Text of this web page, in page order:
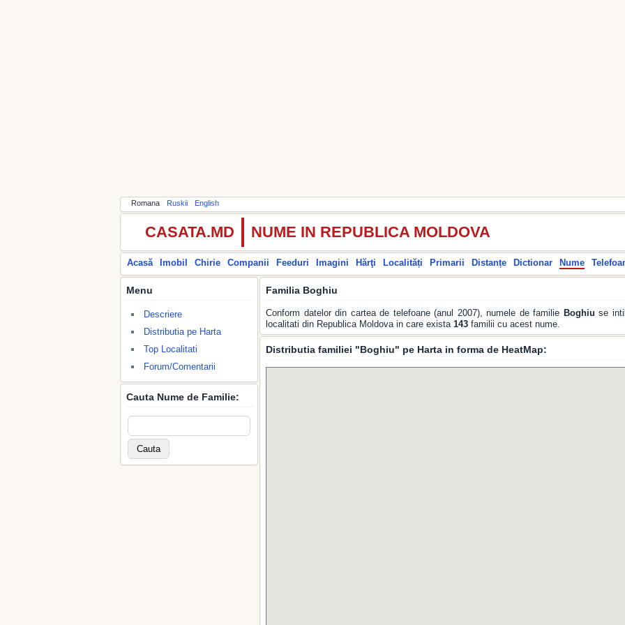
Romana Ruskii English
CASATA.MD NUME IN REPUBLICA MOLDOVA
Acasă Imobil Chirie Companii Feeduri Imagini Hărţi Localități Primarii Distanțe Dictionar Nume
Menu
Descriere
Distributia pe Harta
Top Localitati
Forum/Comentarii
Cauta Nume de Familie:
Familia Boghiu
Conform datelor din cartea de telefoane (anul 2007), numele de familie Boghiu se
localitati din Republica Moldova in care exista 143 familii cu acest nume.
Distributia familiei "Boghiu" pe Harta in forma de HeatMap: